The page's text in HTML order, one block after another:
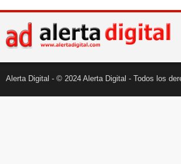
Alerta Digital - © 2024 Alerta Digital - Todos los